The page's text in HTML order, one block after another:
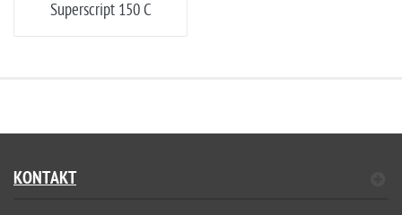
Superscript 150 C
KONTAKT